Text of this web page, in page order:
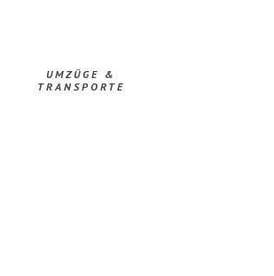
UMZÜGE &
TRANSPORTE